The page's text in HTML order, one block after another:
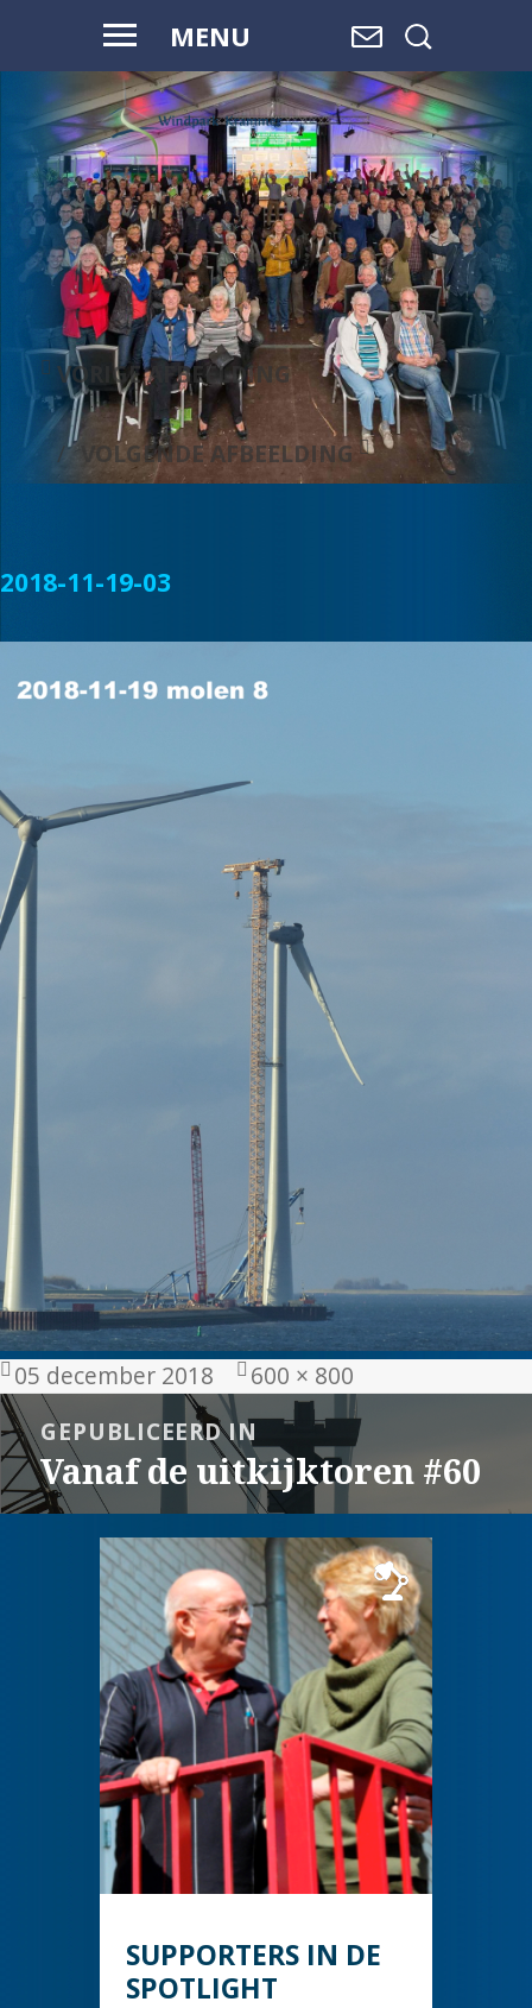
MENU
WAAR WATER
OVERGAAT IN
LAND,
EN LAND
OVERGAAT
IN WATER, IS
RUIMTE.
VORIGE AFBEELDING
VOLGENDE AFBEELDING
2018-11-19-03
Geplaatst
op
05 december 2018
Volledige
grootte
600 × 800
Bericht
navigatieGEPUBLICEERD IN
Vanaf de uitkijktoren #60
SUPPORTERS IN DE
SPOTLIGHT